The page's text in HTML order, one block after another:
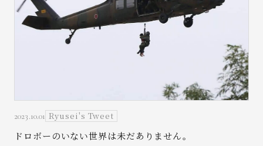
2023.10.01 Ryusei's Tweet
ドロボーのいない世界は未だありません。